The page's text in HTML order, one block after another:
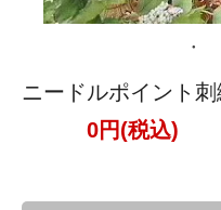
ニードルポイント
0円(税込)